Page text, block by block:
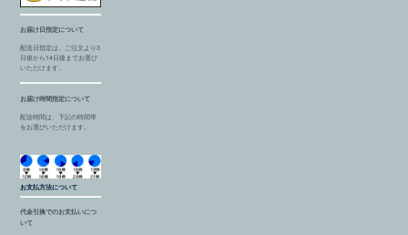
お届け日指定について
配送日指定は、ご注文より3
日後から14日後までお選び
いただけます。
お届け時間指定について
配送時間は、下記の時間帯
をお選びいただけます。
お支払方法について
代金引換でのお支払いにつ
いて